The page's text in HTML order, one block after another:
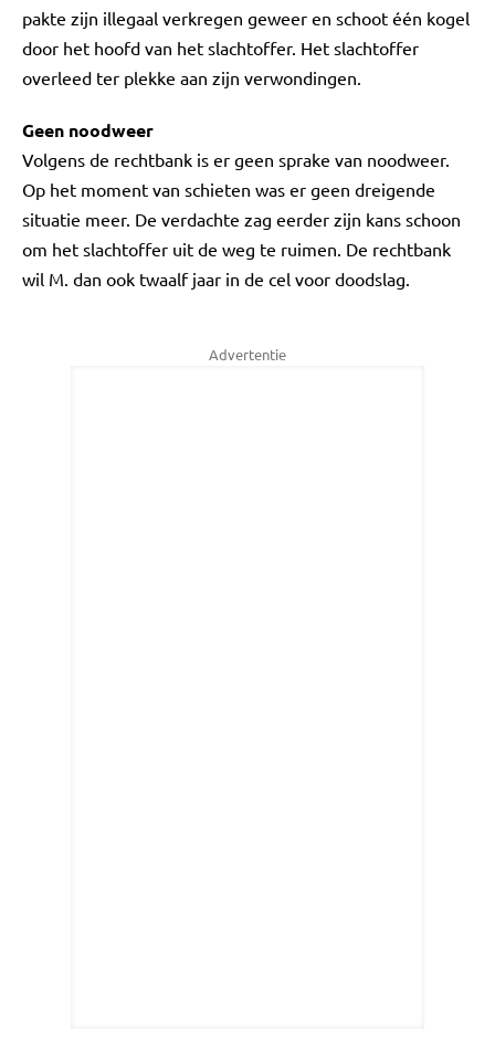
pakte zijn illegaal verkregen geweer en schoot één kogel
door het hoofd van het slachtoffer. Het slachtoffer
overleed ter plekke aan zijn verwondingen.
Geen noodweer
Volgens de rechtbank is er geen sprake van noodweer.
Op het moment van schieten was er geen dreigende
situatie meer. De verdachte zag eerder zijn kans schoon
om het slachtoffer uit de weg te ruimen. De rechtbank
wil M. dan ook twaalf jaar in de cel voor doodslag.
Advertentie